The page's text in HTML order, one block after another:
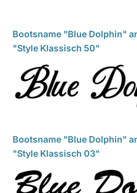
Bootsname "Blue Dolphin"
"Style Klassisch 50"
Bootsname "Blue Dolphin"
"Style Klassisch 03"